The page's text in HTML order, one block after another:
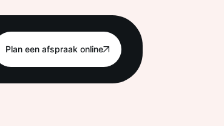
Plan een afspraak online